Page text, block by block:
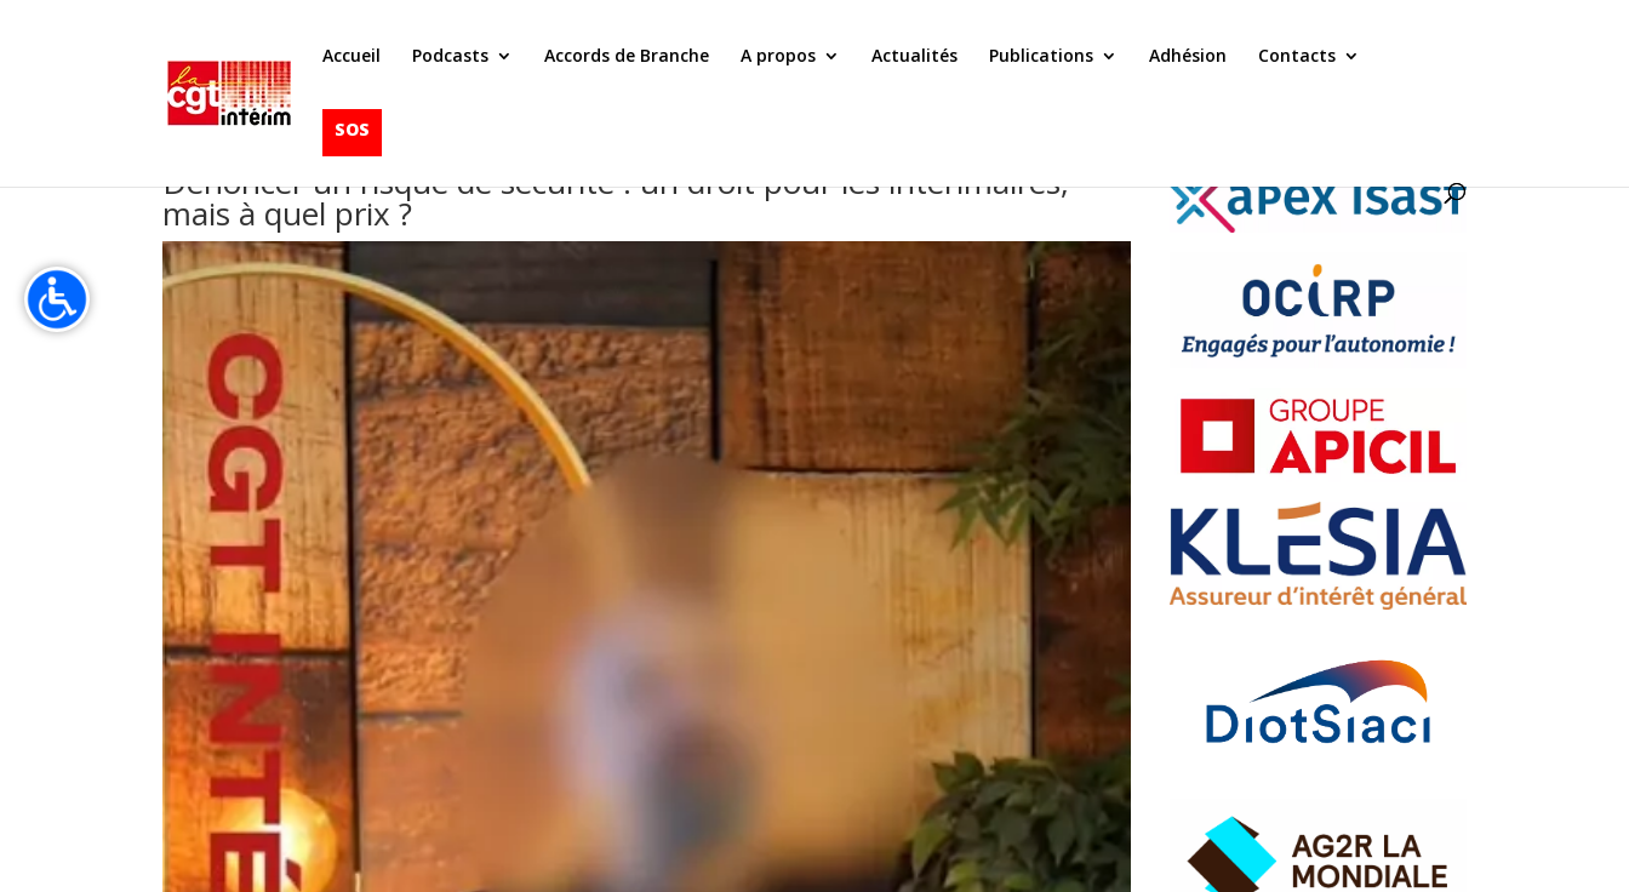
Accueil Podcasts Accords de Branche A propos Actualités Publications Adhésion Contacts
SOS
Dénoncer un risque de sécurité : un droit pour les intérimaires,
mais à quel prix ?